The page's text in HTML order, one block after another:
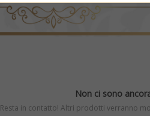
Non ci sono
Resta in contatto! Altri prodotti verranno